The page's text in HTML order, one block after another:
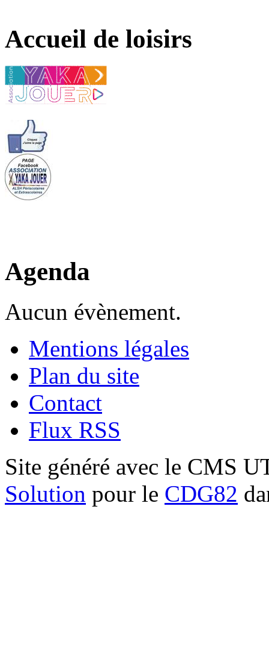
Accueil de loisirs
Agenda
Aucun évènement.
Mentions légales
Plan du site
Contact
Flux RSS
Site généré avec le CMS
Solution pour le CDG82